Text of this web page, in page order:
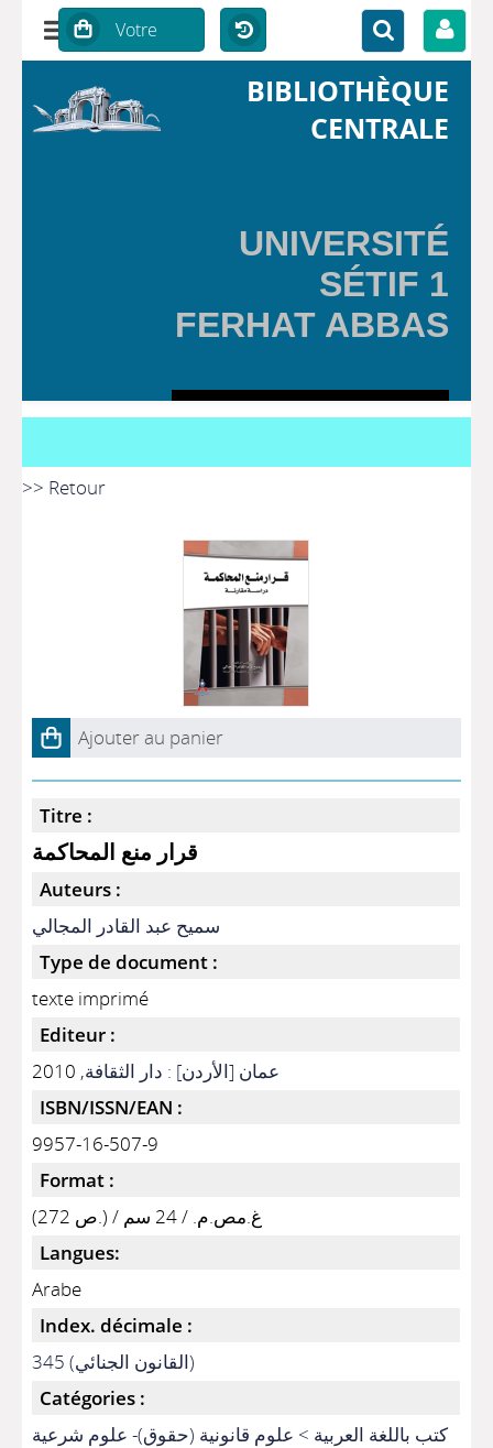
BIBLIOTHÈQUE
CENTRALE
UNIVERSITÉ
SÉTIF 1
FERHAT ABBAS
>> Retour
Ajouter au panier
Titre :
قرار منع المحاكمة
Auteurs :
سميح عبد القادر المجالي
Type de document :
texte imprimé
Editeur :
عمان [الأردن] : دار الثقافة, 2010
ISBN/ISSN/EAN :
9957-16-507-9
Format :
(272 ص.) / غ.مص.م. / 24 سم
Langues:
Arabe
Index. décimale :
345 (القانون الجنائي)
Catégories :
كتب باللغة العربية > علوم قانونية (حقوق)- علوم شرعية